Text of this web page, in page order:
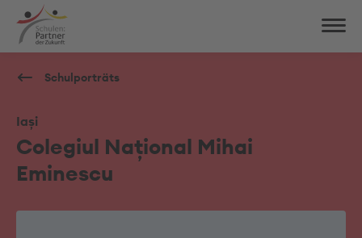
Schulporträts
Iași
Colegiul Național Mihai
Eminescu